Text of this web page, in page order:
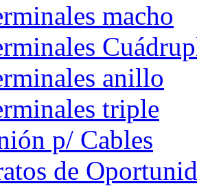
macho
anillo
triple
p/ Cables
de